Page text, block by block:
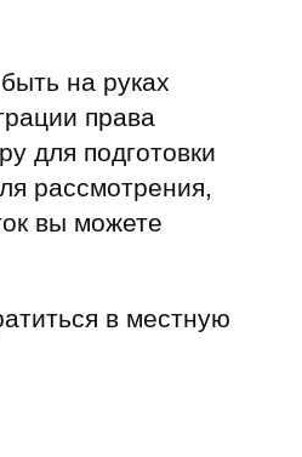
на руках
права
для подготовки
рассмотрения,
вы можете
в местную